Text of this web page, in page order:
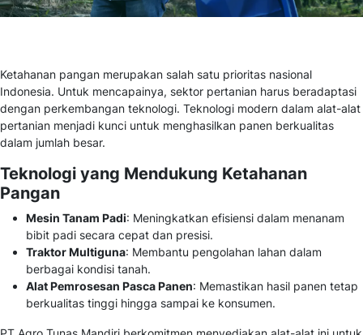
Ketahanan pangan merupakan salah satu prioritas nasional
Indonesia. Untuk mencapainya, sektor pertanian harus beradaptasi
dengan perkembangan teknologi. Teknologi modern dalam alat-alat
pertanian menjadi kunci untuk menghasilkan panen berkualitas
dalam jumlah besar.
Teknologi yang Mendukung Ketahanan
Pangan
Mesin Tanam Padi: Meningkatkan efisiensi dalam menanam
bibit padi secara cepat dan presisi.
Traktor Multiguna: Membantu pengolahan lahan dalam
berbagai kondisi tanah.
Alat Pemrosesan Pasca Panen: Memastikan hasil panen tetap
berkualitas tinggi hingga sampai ke konsumen.